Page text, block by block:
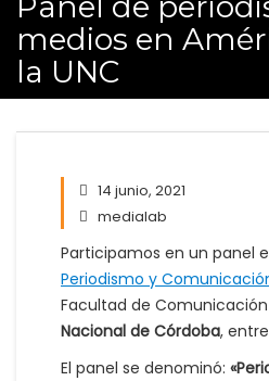
medios en
la UNC
14 junio, 2021
medialab
Participamos en un panel
Periodismo y
Facultad de
Nacional de Córdoba,
El panel se denominó: